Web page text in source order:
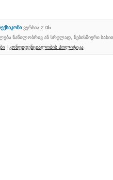
ვერსია 2.0b
ნაწილობრივ ან სრულად, ნებისმიერი
| კონფიდენციალობის პოლიტიკა